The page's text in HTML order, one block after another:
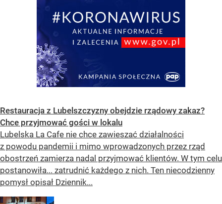
Restauracja z Lubelszczyzny obejdzie rządowy zakaz?
Chce przyjmować gości w lokalu
Lubelska La Cafe nie chce zawieszać działalności
z powodu pandemii i mimo wprowadzonych przez rząd
obostrzeń zamierza nadal przyjmować klientów. W tym celu
postanowiła... zatrudnić każdego z nich. Ten niecodzienny
pomysł opisał Dziennik...